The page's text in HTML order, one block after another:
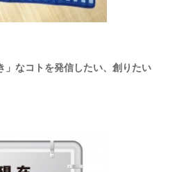
」なコトを発信したい、創りたい